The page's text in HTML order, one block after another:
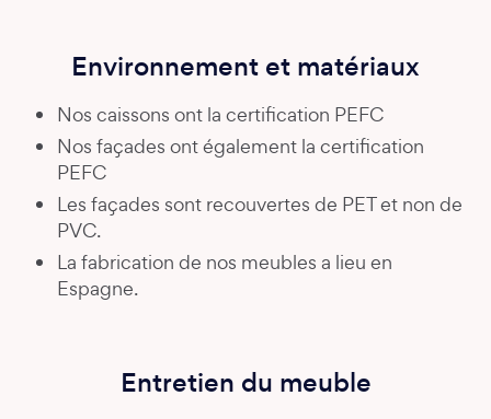
Environnement et matériaux
Nos caissons ont la certification PEFC
Nos façades ont également la certification
PEFC
Les façades sont recouvertes de PET et non de
PVC.
La fabrication de nos meubles a lieu en
Espagne.
Entretien du meuble